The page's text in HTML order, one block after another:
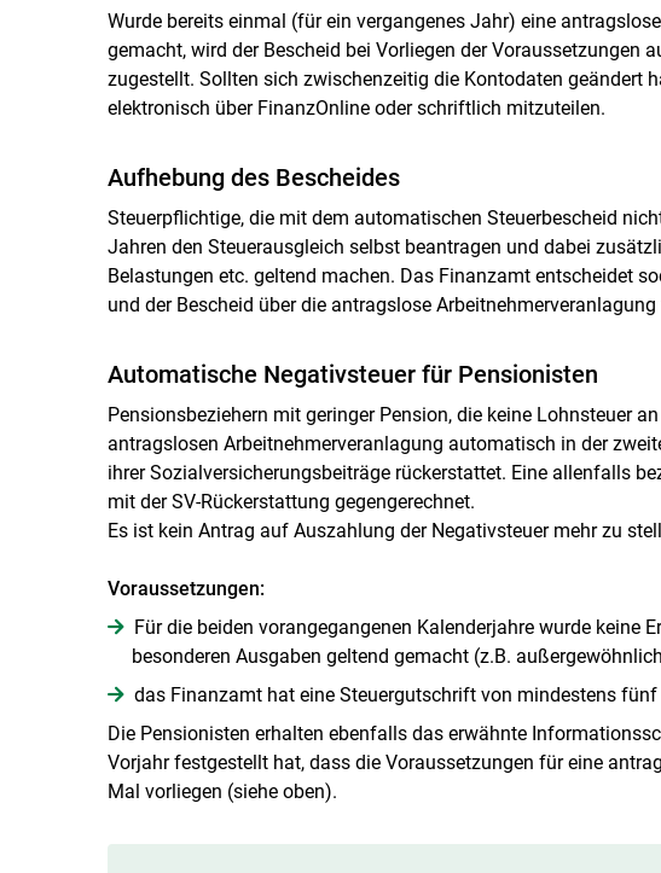
Wurde bereits einmal (für ein vergangenes Jahr) eine
gemacht, wird der Bescheid bei Vorliegen der Voraussetzungen
zugestellt. Sollten sich zwischenzeitig die Kontodaten geändert
elektronisch über FinanzOnline oder schriftlich mitzuteilen.
Aufhebung des Bescheides
Steuerpflichtige, die mit dem automatischen Steuerbescheid
Jahren den Steuerausgleich selbst beantragen und dabei
Belastungen etc. geltend machen. Das Finanzamt entscheidet
und der Bescheid über die antragslose
Automatische Negativsteuer für Pensionisten
Pensionsbeziehern mit geringer Pension, die keine Lohnsteuer
antragslosen Arbeitnehmerveranlagung automatisch in der
ihrer Sozialversicherungsbeiträge rückerstattet. Eine allenfalls
mit der SV-Rückerstattung gegengerechnet.
Es ist kein Antrag auf Auszahlung der Negativsteuer mehr zu
Voraussetzungen:
Für die beiden vorangegangenen Kalenderjahre wurde keine
besonderen Ausgaben geltend gemacht (z.B.
das Finanzamt hat eine Steuergutschrift von mindestens fünf
Die Pensionisten erhalten ebenfalls das erwähnte
Vorjahr festgestellt hat, dass die Voraussetzungen für eine
Mal vorliegen (siehe oben).